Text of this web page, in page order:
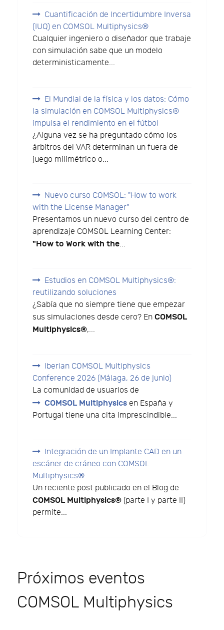
Cuantificación de Incertidumbre Inversa
(IUQ) en COMSOL Multiphysics®
Cualquier ingeniero o diseñador que trabaje
con simulación sabe que un modelo
deterministicamente...
El Mundial de la física y los datos: Cómo
la simulación en COMSOL Multiphysics®
impulsa el rendimiento en el fútbol
¿Alguna vez se ha preguntado cómo los
árbitros del VAR determinan un fuera de
juego milimétrico o...
Nuevo curso COMSOL: "How to work
with the License Manager"
Presentamos un nuevo curso del centro de
aprendizaje COMSOL Learning Center:
"How to Work with the...
Estudios en COMSOL Multiphysics®:
reutilizando soluciones
¿Sabía que no siempre tiene que empezar
sus simulaciones desde cero? En COMSOL
Multiphysics®,...
Iberian COMSOL Multiphysics
Conference 2026 (Málaga, 26 de junio)
La comunidad de usuarios de
COMSOL Multiphysics en España y
Portugal tiene una cita imprescindible...
Integración de un Implante CAD en un
escáner de cráneo con COMSOL
Multiphysics®
Un reciente post publicado en el Blog de
COMSOL Multiphysics® (parte I y parte II)
permite...
Próximos eventos
COMSOL Multiphysics